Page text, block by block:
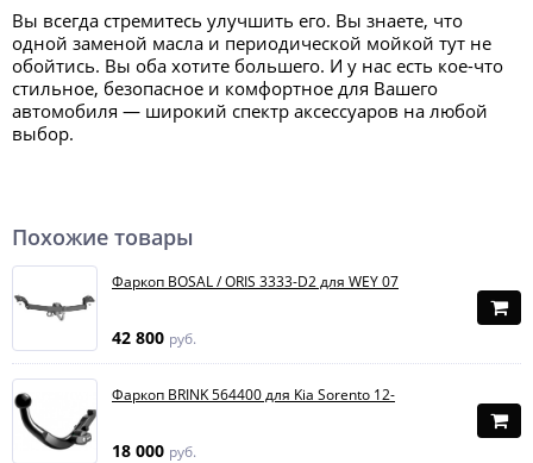
Вы всегда стремитесь улучшить его. Вы знаете, что
одной заменой масла и периодической мойкой тут не
обойтись. Вы оба хотите большего. И у нас есть кое-что
стильное, безопасное и комфортное для Вашего
автомобиля — широкий спектр аксессуаров на любой
выбор.
Похожие товары
Фаркоп BOSAL / ORIS 3333-D2 для WEY 07
42 800 руб.
Фаркоп BRINK 564400 для Kia Sorento 12-
18 000 руб.